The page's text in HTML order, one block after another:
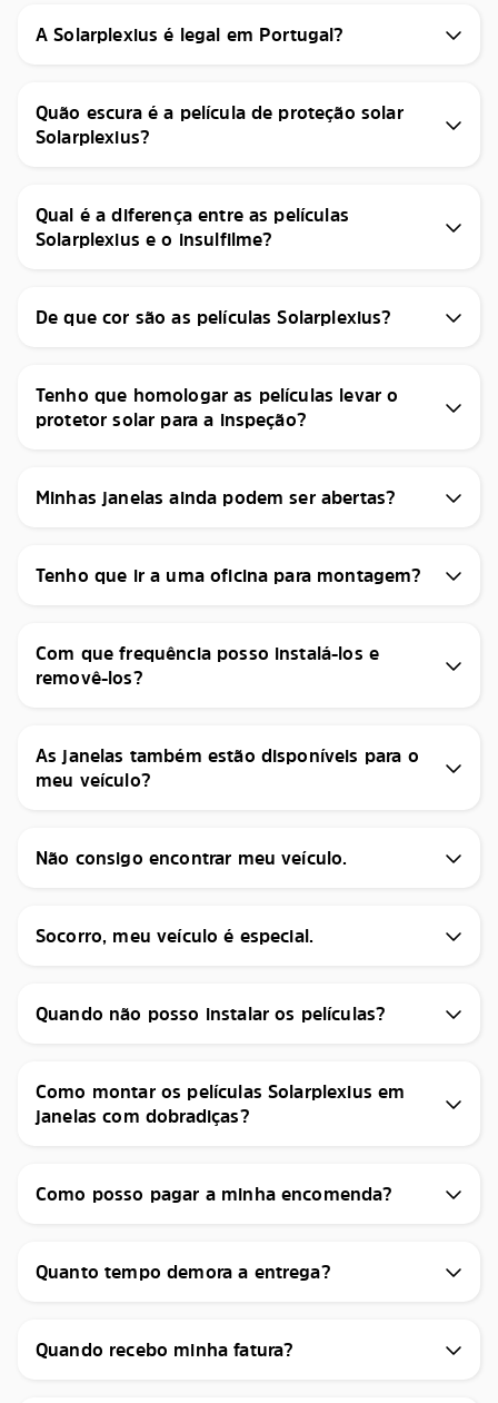
A Solarplexius é legal em Portugal?
Quão escura é a película de proteção solar
Solarplexius?
Qual é a diferença entre as películas
Solarplexius e o insulfilme?
De que cor são as películas Solarplexius?
Tenho que homologar as películas levar o
protetor solar para a inspeção?
Minhas janelas ainda podem ser abertas?
Tenho que ir a uma oficina para montagem?
Com que frequência posso instalá-los e
removê-los?
As janelas também estão disponíveis para o
meu veículo?
Não consigo encontrar meu veículo.
Socorro, meu veículo é especial.
Quando não posso instalar os películas?
Como montar os películas Solarplexius em
janelas com dobradiças?
Como posso pagar a minha encomenda?
Quanto tempo demora a entrega?
Quando recebo minha fatura?